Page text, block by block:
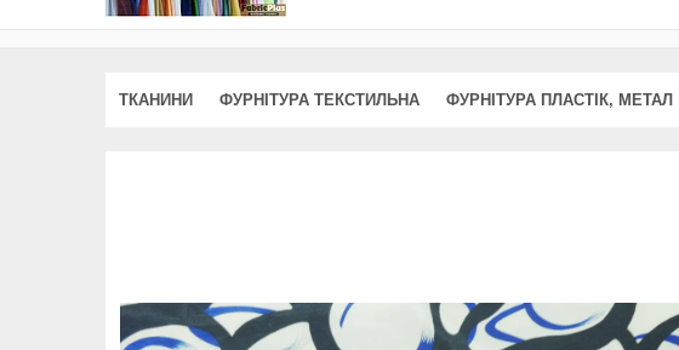
ТКАНИНИ ФУРНІТУРА ТЕКСТИЛЬНА ФУРНІТУРА ПЛАСТІК, МЕТАЛ